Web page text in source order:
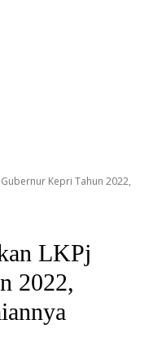
Kepri Tahun 2022,
LKPj
2022,